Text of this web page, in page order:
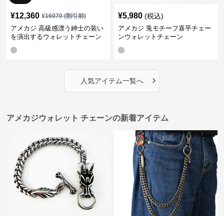
¥12,360 ¥16070(割引前)
アメカジ 高級感漂う紳士の装い
を演出するウォレットチェーン
¥5,980 (税込)
アメカジ 兎モチーフ喜平チェー
ンウォレットチェーン
人気アイテム一覧へ ›
アメカジウォレット チェーンの新着アイテム